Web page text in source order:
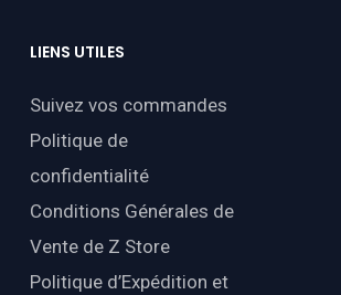
LIENS UTILES
Suivez vos commandes
Politique de
confidentialité
Conditions Générales de
Vente de Z Store
Politique d’Expédition et